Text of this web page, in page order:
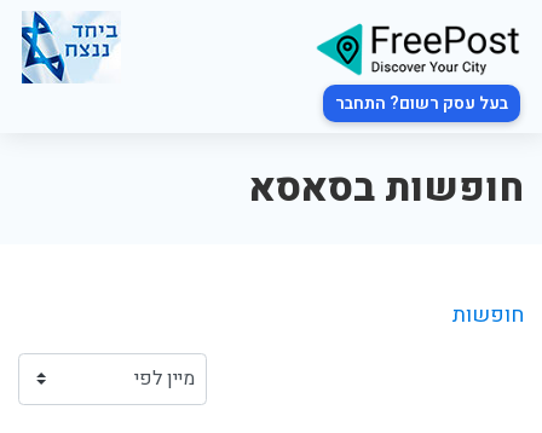
בעל עסק רשום? התחבר
חופשות בסאסא
חופשות